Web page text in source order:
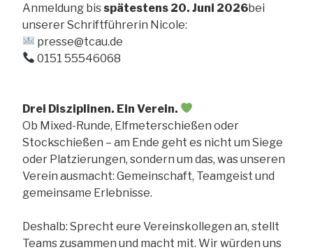
Anmeldung bisspätestens 20. Juni 2026bei
unserer Schriftführerin Nicole:
presse@tcau.de
0151 55546068
Drei Disziplinen. Ein Verein.
Ob Mixed-Runde, Elfmeterschießen oder
Stockschießen – am Ende geht es nicht um Siege
oder Platzierungen, sondern um das, was unseren
Verein ausmacht: Gemeinschaft, Teamgeist und
gemeinsame Erlebnisse.
Deshalb: Sprecht eure Vereinskollegen an, stellt
Teams zusammen und macht mit. Wir würden uns